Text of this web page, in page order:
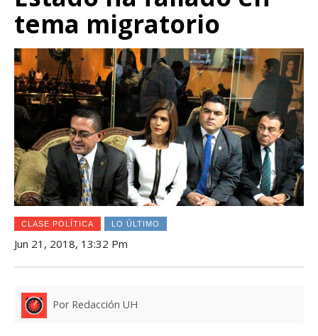
tema migratorio
CLASE POLÍTICA LO ÚLTIMO
Jun 21, 2018, 13:32 Pm
Por Redacción UH